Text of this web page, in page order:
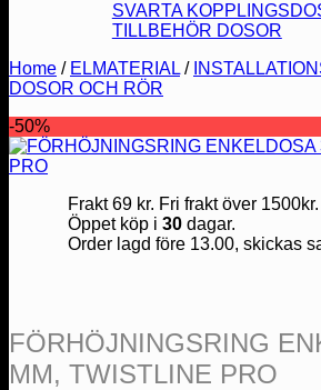
SVARTA
TILLBEHÖR DOSOR
Home / ELMATERIAL /
DOSOR OCH RÖR
-50%
Frakt 69 kr. Fri frakt över 1500kr.
Öppet köp i 30dagar.
Order lagd före 13.00, skickas
FÖRHÖJNINGSRING
MM, TWISTLINE PRO